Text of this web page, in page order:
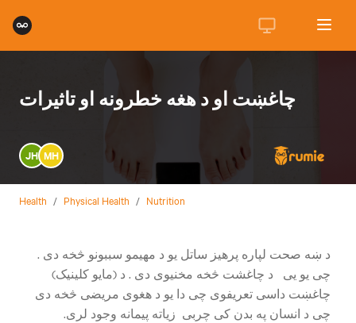
چاغښت او د هغه خطرونه او تاثیرات
JH MH
Health / Physical Health / Nutrition
د ښه صحت لپاره پرهیز ساتل یو د مهیمو سببونو څخه دی .
چی یو یی د چاغشت څخه مخنیوی دی . د (مایو کلینیک)
چاغښت داسی تعریفوی چی دا یو د هغوی مریضی څخه دی
چی د انسان په بدن کی چربی زیاته پیمانه وجود لری.